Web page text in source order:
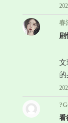
春
剧
看